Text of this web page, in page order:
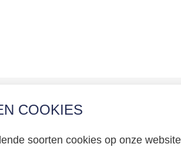
COOKIES
soorten cookies op onze